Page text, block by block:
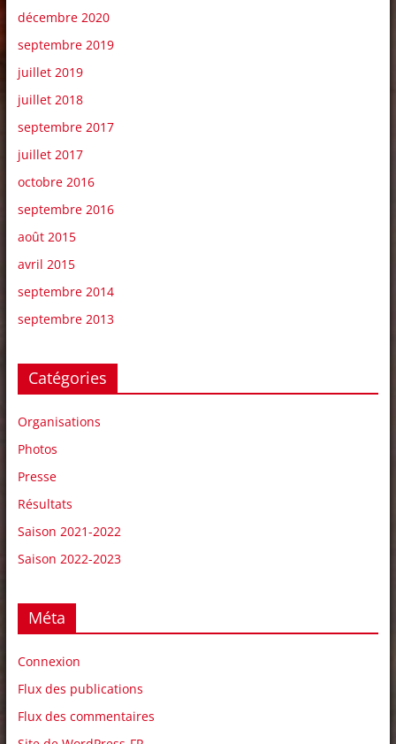
décembre 2020
septembre 2019
juillet 2019
juillet 2018
septembre 2017
juillet 2017
octobre 2016
septembre 2016
août 2015
avril 2015
septembre 2014
septembre 2013
Catégories
Organisations
Photos
Presse
Résultats
Saison 2021-2022
Saison 2022-2023
Méta
Connexion
Flux des publications
Flux des commentaires